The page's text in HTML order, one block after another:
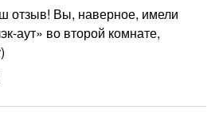
отзыв! Вы, наверное, имели
аут» во второй комнате,